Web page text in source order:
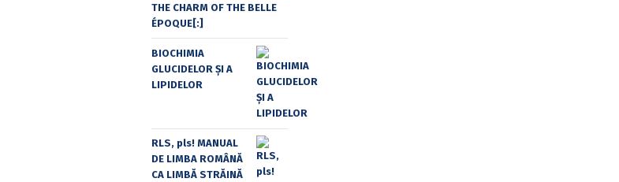
THE CHARM OF THE BELLE
ÉPOQUE[:]
BIOCHIMIA
GLUCIDELOR ȘI A
LIPIDELOR
RLS, pls! MANUAL
DE LIMBA ROMÂNĂ
CA LIMBĂ STRĂINĂ